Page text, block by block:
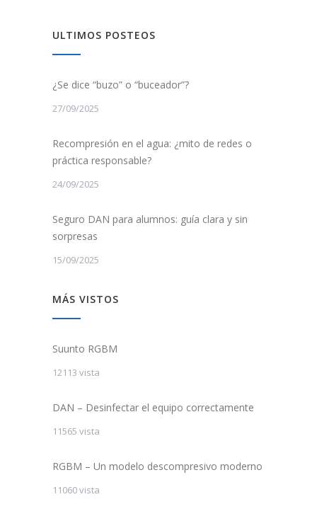
ULTIMOS POSTEOS
¿Se dice “buzo” o “buceador”?
27/09/2025
Recompresión en el agua: ¿mito de redes o
práctica responsable?
24/09/2025
Seguro DAN para alumnos: guía clara y sin
sorpresas
15/09/2025
MÁS VISTOS
Suunto RGBM
12113 vista
DAN – Desinfectar el equipo correctamente
11565 vista
RGBM – Un modelo descompresivo moderno
11060 vista